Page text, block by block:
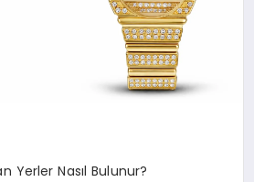
Yerler Nasıl Bulunur?